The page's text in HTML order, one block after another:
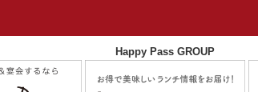
Happy Pass GROUP